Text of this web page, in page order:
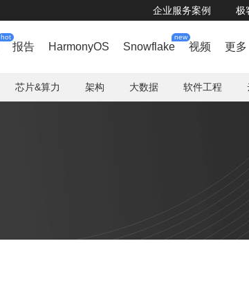
企业服务案例 极
hot
报告 HarmonyOS Snowflake
new
视频 更多
芯片&算力 架构 大数据 软件工程